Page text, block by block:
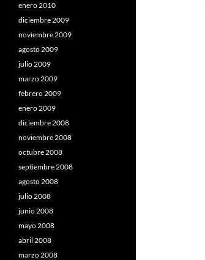
enero 2010
diciembre 2009
noviembre 2009
agosto 2009
julio 2009
marzo 2009
febrero 2009
enero 2009
diciembre 2008
noviembre 2008
octubre 2008
septiembre 2008
agosto 2008
julio 2008
junio 2008
mayo 2008
abril 2008
marzo 2008